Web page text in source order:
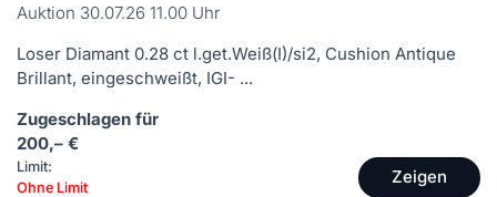
Auktion 30.07.26 11.00 Uhr
Loser Diamant 0.28 ct l.get.Weiß(I)/si2, Cushion Antique
Brillant, eingeschweißt, IGI- ...
Zugeschlagen für
200,– €
Limit:
Ohne Limit
Zeigen